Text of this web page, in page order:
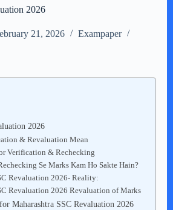
2026
21, 2026
Exampaper
2026
& Revaluation Mean
Verification & Rechecking
Se Marks Kam Ho Sakte Hain?
Revaluation 2026- Reality:
Revaluation 2026 Revaluation of Marks
Maharashtra SSC Revaluation 2026